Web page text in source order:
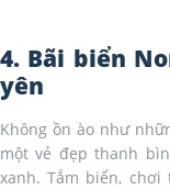
4. Bãi biển
yên
Không ồn ào như
một vẻ đẹp thanh
xanh. Tắm biển,